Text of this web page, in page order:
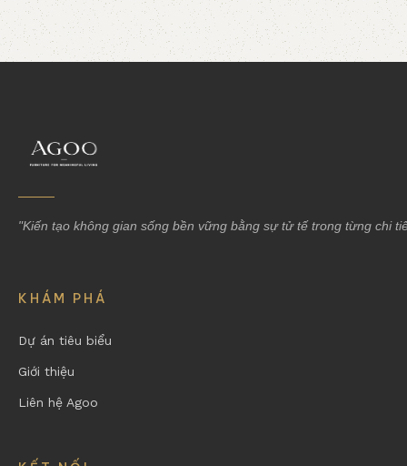
Read More
"Kiến tạo không gian sống bền vững bằng sự tử tế trong từng chi
KHÁM PHÁ
Dự án tiêu biểu
Giới thiệu
Liên hệ Agoo